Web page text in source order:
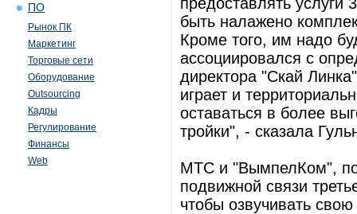
ПО
Рынок ПК
Маркетинг
Торговые сети
Оборудование
Outsourcing
Кадры
Регулирование
Финансы
Web
быть налажено
Кроме того, им надо
ассоциировался с
директора "Скай
играет и
оставаться в более
тройки", - сказала
МТС и "ВымпелКом",
подвижной связи
чтобы озвучивать